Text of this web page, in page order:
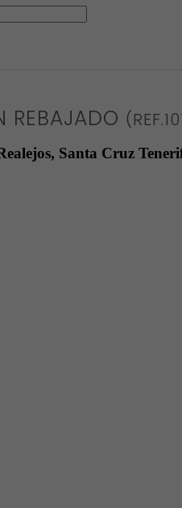
REBAJADO
Santa Cruz